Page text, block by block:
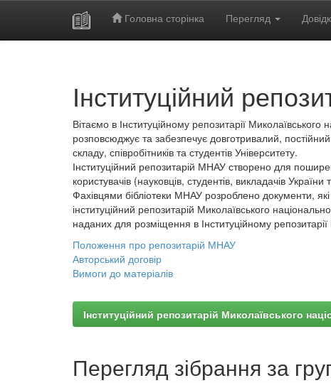
Головна сторінка Перегляд
Інституційний
Вітаємо в Інституційному репозитарії
розповсюджує та забезпечує довготривалий,
складу, співробітників та студентів Університету.
Інституційний репозитарій МНАУ створено для
користувачів (науковців, студентів, викладачів України
Фахівцями бібліотеки МНАУ розроблено документи,
інституційний репозитарій Миколаївського
наданих для розміщення в Інституційному
Положення про репозитарій МНАУ
Авторський договір
Вимоги до матеріалів
Інституційний репозитарій Миколаївського
Перегляд зібрання за